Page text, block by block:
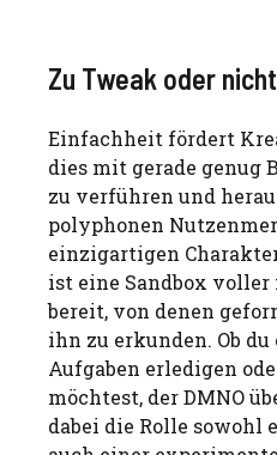
Zu Tweak oder
Einfachheit fördert
dies mit gerade genug
zu verführen und
polyphonen
einzigartigen
ist eine Sandbox
bereit, von denen
ihn zu erkunden. Ob
Aufgaben erledigen
möchtest, der DMNO
dabei die Rolle sowohl